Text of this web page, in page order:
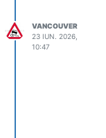
VANCOUVER
23 IUN. 2026,
10:47